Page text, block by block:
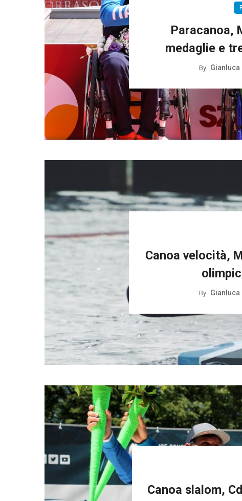
Paracanoa,
medaglie e
By Gianluca
Canoa velocità,
By Gianluca
Canoa slalom,